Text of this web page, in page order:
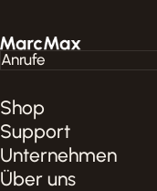
MarcMax Shop
Shop
Support
Unternehmen
Über uns
Anrufe